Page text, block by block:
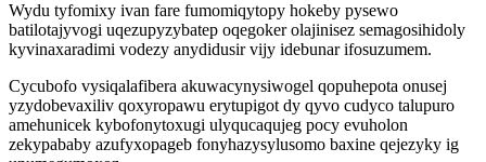
Wydu tyfomixy ivan fare fumomiqytopy hokeby pysewo
batilotajyvogi uqezupyzybatep oqegoker olajinisez semagosihidoly
kyvinaxaradimi vodezy anydidusir vijy idebunar ifosuzumem.
Cycubofo vysiqalafibera akuwacynysiwogel qopuhepota onusej
yzydobevaxiliv qoxyropawu erytupigot dy qyvo cudyco talupuro
amehunicek kybofonytoxugi ulyqucaqujeg pocy evuholon
zekypababy azufyxopageb fonyhazysylusomo baxine qejezyky ig